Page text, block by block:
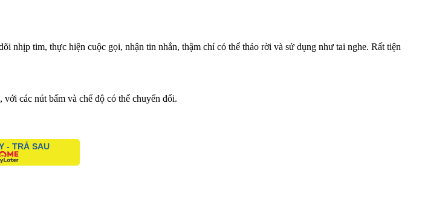
nhịp tim, thực hiện cuộc gọi, nhận tin nhắn, thậm chí có thể tháo rời và sử dụng như tai nghe. Rất tiện
các nút bấm và chế độ có thể chuyển đổi.
- TRẢ SAU